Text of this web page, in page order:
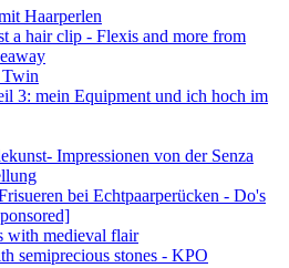
Haarperlen
a hair clip - Flexis and more from
3: mein Equipment und ich hoch im
Impressionen von der Senza
bei Echtpaarperücken - Do's
with medieval flair
semiprecious stones - KPO